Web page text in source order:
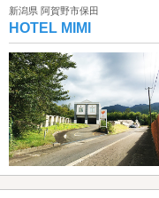
新潟県 阿賀野市保田
HOTEL MIMI